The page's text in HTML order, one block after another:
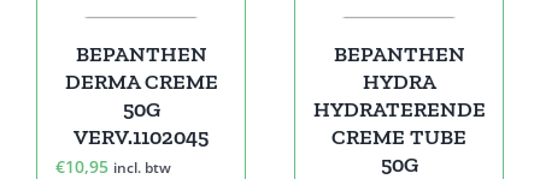
BEPANTHEN
DERMA CREME
50G
VERV.1102045
€10,95 incl. btw
BEPANTHEN
HYDRA
HYDRATERENDE
CREME TUBE
50G